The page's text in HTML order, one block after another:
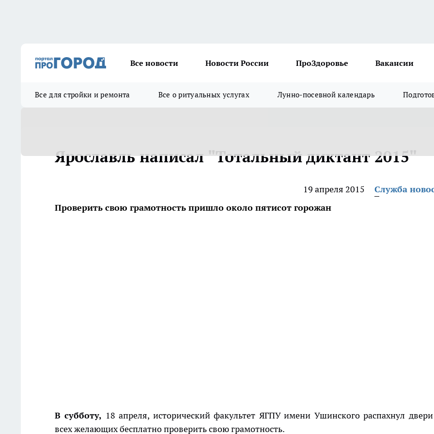
Все новости Новости России ПроЗдоровье Вакансии
Все для стройки и ремонта Все о ритуальных услугах Лунно-посевной календарь
Ярославль написал "Тотальный диктант 2015"
19 апреля 2015
Служба
Проверить свою грамотность пришло около пятисот горожан
В субботу, 18 апреля, исторический факультет ЯГПУ имени Ушинского распахнул
всех желающих бесплатно проверить свою грамотность.